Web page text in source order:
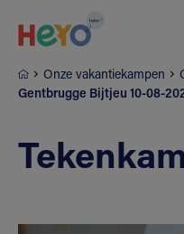
Onze vakantiekampen
Gentbrugge Bijtjeu 10-08-